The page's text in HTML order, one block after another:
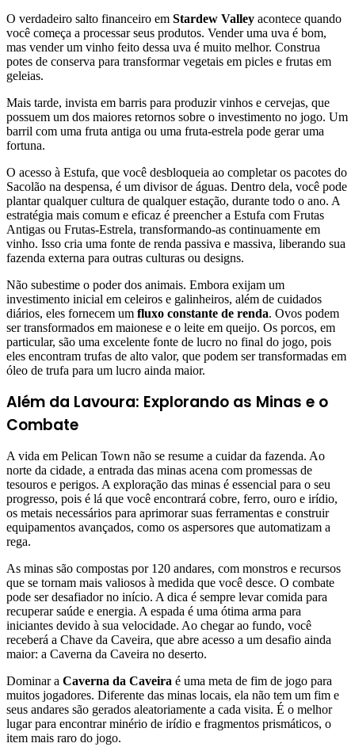
O verdadeiro salto financeiro em Stardew Valley acontece quando
você começa a processar seus produtos. Vender uma uva é bom,
mas vender um vinho feito dessa uva é muito melhor. Construa
potes de conserva para transformar vegetais em picles e frutas em
geleias.
Mais tarde, invista em barris para produzir vinhos e cervejas, que
possuem um dos maiores retornos sobre o investimento no jogo. Um
barril com uma fruta antiga ou uma fruta-estrela pode gerar uma
fortuna.
O acesso à Estufa, que você desbloqueia ao completar os pacotes do
Sacolão na despensa, é um divisor de águas. Dentro dela, você pode
plantar qualquer cultura de qualquer estação, durante todo o ano. A
estratégia mais comum e eficaz é preencher a Estufa com Frutas
Antigas ou Frutas-Estrela, transformando-as continuamente em
vinho. Isso cria uma fonte de renda passiva e massiva, liberando sua
fazenda externa para outras culturas ou designs.
Não subestime o poder dos animais. Embora exijam um
investimento inicial em celeiros e galinheiros, além de cuidados
diários, eles fornecem um fluxo constante de renda. Ovos podem
ser transformados em maionese e o leite em queijo. Os porcos, em
particular, são uma excelente fonte de lucro no final do jogo, pois
eles encontram trufas de alto valor, que podem ser transformadas em
óleo de trufa para um lucro ainda maior.
Além da Lavoura: Explorando as Minas e o
Combate
A vida em Pelican Town não se resume a cuidar da fazenda. Ao
norte da cidade, a entrada das minas acena com promessas de
tesouros e perigos. A exploração das minas é essencial para o seu
progresso, pois é lá que você encontrará cobre, ferro, ouro e irídio,
os metais necessários para aprimorar suas ferramentas e construir
equipamentos avançados, como os aspersores que automatizam a
rega.
As minas são compostas por 120 andares, com monstros e recursos
que se tornam mais valiosos à medida que você desce. O combate
pode ser desafiador no início. A dica é sempre levar comida para
recuperar saúde e energia. A espada é uma ótima arma para
iniciantes devido à sua velocidade. Ao chegar ao fundo, você
receberá a Chave da Caveira, que abre acesso a um desafio ainda
maior: a Caverna da Caveira no deserto.
Dominar a Caverna da Caveira é uma meta de fim de jogo para
muitos jogadores. Diferente das minas locais, ela não tem um fim e
seus andares são gerados aleatoriamente a cada visita. É o melhor
lugar para encontrar minério de irídio e fragmentos prismáticos, o
item mais raro do jogo.